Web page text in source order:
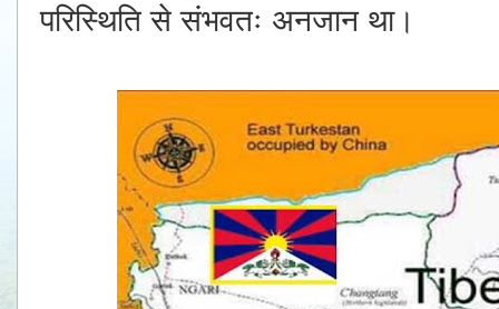
परिस्थिति से संभवतः अनजान था।